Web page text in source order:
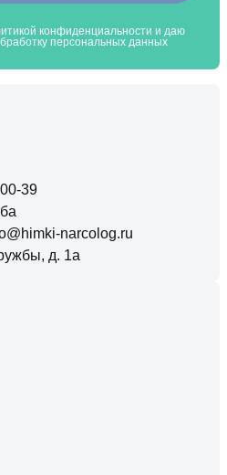
конфиденциальности и даю
персональных данных
39
narcolog.ru
д. 1а